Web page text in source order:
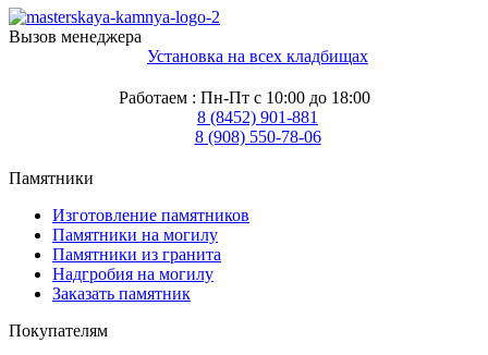
Вызов менеджера
Установка на всех кладбищах
Работаем : Пн-Пт с 10:00 до 18:00
8 (8452) 901-881
8 (908) 550-78-06
Памятники
Изготовление памятников
Памятники на могилу
Памятники из гранита
Надгробия на могилу
Заказать памятник
Покупателям